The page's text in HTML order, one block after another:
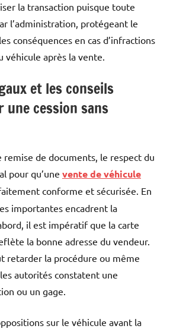
la transaction puisque toute
l’administration, protégeant le
conséquences en cas d’infractions
véhicule après la vente.
et les conseils
une cession sans
remise de documents, le respect du
pour qu’une vente de véhicule
conforme et sécurisée. En
importantes encadrent la
il est impératif que la carte
la bonne adresse du vendeur.
retarder la procédure ou même
autorités constatent une
ou un gage.
sur le véhicule avant la